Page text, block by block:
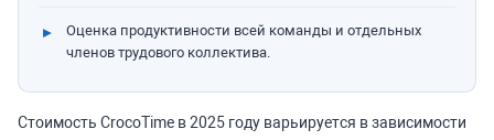
Оценка продуктивности всей команды и отдельных
членов трудового коллектива.
Стоимость CrocoTime в 2025 году варьируется в зависимости